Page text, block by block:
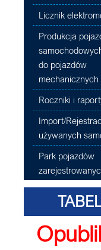
Licznik
Produkcja
do pojazdów
Roczniki i
Import/
używanych
Park pojazdów